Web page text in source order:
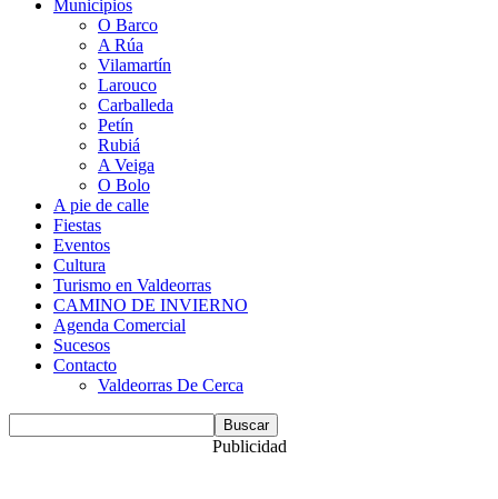
Municipios
O Barco
A Rúa
Vilamartín
Larouco
Carballeda
Petín
Rubiá
A Veiga
O Bolo
A pie de calle
Fiestas
Eventos
Cultura
Turismo en Valdeorras
CAMINO DE INVIERNO
Agenda Comercial
Sucesos
Contacto
Valdeorras De Cerca
Publicidad